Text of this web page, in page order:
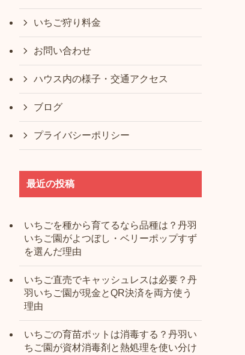
いちご狩り料金
お問い合わせ
ハウス内の様子・交通アクセス
ブログ
プライバシーポリシー
最近の投稿
いちごを種から育てるなら品種は？丹羽
いちご園がよつぼし・ベリーポップすず
を選んだ理由
いちご直売でキャッシュレスは必要？丹
羽いちご園が現金とQR決済を両方使う
理由
いちごの育苗ポットは消毒する？丹羽い
ちご園が資材消毒剤と熱処理を使い分け